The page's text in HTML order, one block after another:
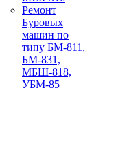
Ремонт
Буровых
машин по
типу БМ-811,
БМ-831,
МБШ-818,
УБМ-85